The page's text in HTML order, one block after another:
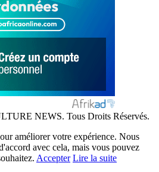
NEWS. Tous Droits Réservés.
améliorer votre expérience. Nous
avec cela, mais vous pouvez
Accepter Lire la suite